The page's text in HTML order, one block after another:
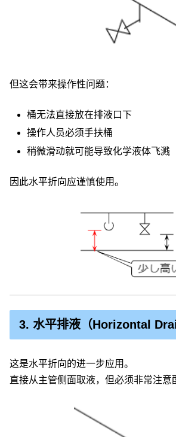
但这会带来操作性问题：
桶无法直接放在排液口下
操作人员必须手扶桶
稍微滑动就可能导致化学液体飞溅
因此水平折向应谨慎使用。
3. 水平排液（Horizontal
这是水平折向的进一步应用。
直接从主管侧面取液，但必须非常注意